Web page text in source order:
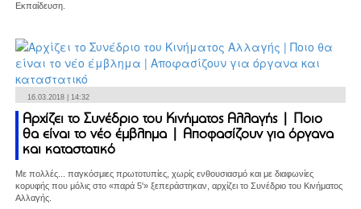
Εκπαίδευση.
16.03.2018 | 14:32
Αρχίζει το Συνέδριο του Κινήματος Αλλαγής | Ποιο
θα είναι το νέο έμβλημα | Αποφασίζουν για όργανα
και καταστατικό
Με πολλές... παγκόσμιες πρωτοτυπίες, χωρίς ενθουσιασμό και με διαφωνίες
κορυφής που μόλις στο «παρά 5'» ξεπεράστηκαν, αρχίζει το Συνέδριο του Κινήματος
Αλλαγής.